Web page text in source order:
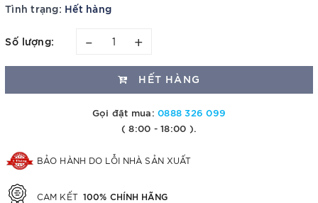
Tình trạng: Hết hàng
Số lượng: – +
HẾT HÀNG
Gọi đặt mua:0888 326 099
( 8:00 - 18:00 ).
BẢO HÀNH DO LỖI NHÀ SẢN XUẤT
CAM KẾT 100% CHÍNH HÃNG